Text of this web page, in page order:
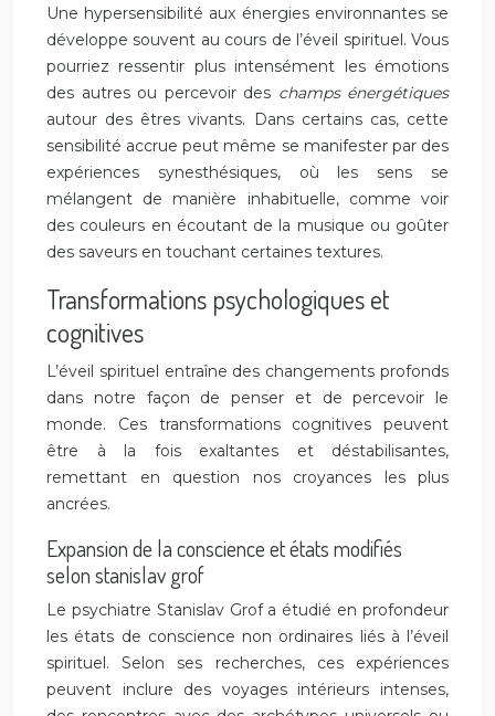
Une hypersensibilité aux énergies environnantes se
développe souvent au cours de l’éveil spirituel. Vous
pourriez ressentir plus intensément les émotions
des autres ou percevoir des champs énergétiques
autour des êtres vivants. Dans certains cas, cette
sensibilité accrue peut même se manifester par des
expériences synesthésiques, où les sens se
mélangent de manière inhabituelle, comme voir
des couleurs en écoutant de la musique ou goûter
des saveurs en touchant certaines textures.
Transformations psychologiques et
cognitives
L’éveil spirituel entraîne des changements profonds
dans notre façon de penser et de percevoir le
monde. Ces transformations cognitives peuvent
être à la fois exaltantes et déstabilisantes,
remettant en question nos croyances les plus
ancrées.
Expansion de la conscience et états modifiés
selon stanislav grof
Le psychiatre Stanislav Grof a étudié en profondeur
les états de conscience non ordinaires liés à l’éveil
spirituel. Selon ses recherches, ces expériences
peuvent inclure des voyages intérieurs intenses,